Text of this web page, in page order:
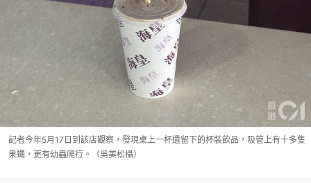
記者今年5月17日到該店觀察，發現桌上一杯遺留下的杯裝飲品，吸管上有十多隻
果蠅，更有幼蟲爬行。（吳美松攝）